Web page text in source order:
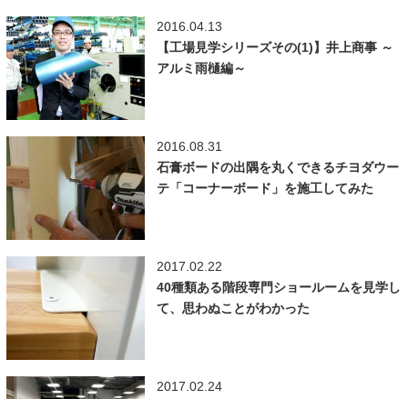
2016.04.13
【工場見学シリーズその(1)】井上商事 ～
アルミ雨樋編～
2016.08.31
石膏ボードの出隅を丸くできるチヨダウー
テ「コーナーボード」を施工してみた
2017.02.22
40種類ある階段専門ショールームを見学し
て、思わぬことがわかった
2017.02.24